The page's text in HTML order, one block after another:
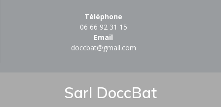
Téléphone
06 66 92 31 15
Email
doccbat@gmail.com
Sarl DoccBat